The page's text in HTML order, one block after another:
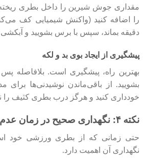
مقداری جوش شیرین را داخل بطری
دقیقه بماند، سپس با برس بشویید و آبکشی
پیشگیری از ایجاد بوی بد و لکه
بهترین راه، پیشگیری است. بلافاصله پس
بشویید. از باقی‌ماندن نوشیدنی‌ها
خودداری کنید و هرگز درب بطری کثیف را
نکته ۴: نگهداری صحیح در زمان عدم استفاده
حتی زمانی که از بطری ورزشی خود
نگهداری آن اهمیت دارد.